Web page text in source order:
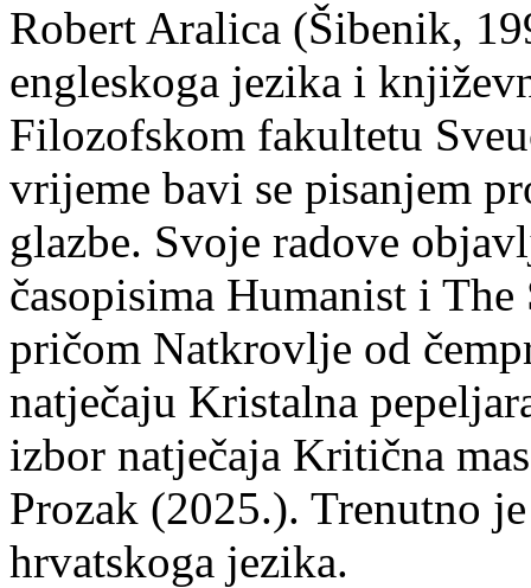
Robert Aralica (Šibenik,
engleskoga jezika i
Filozofskom fakultetu
vrijeme bavi se pisanjem
glazbe. Svoje radove
časopisima Humanist i
pričom Natkrovlje od
natječaju Kristalna
izbor natječaja Kritična
Prozak (2025.). Trenutno
hrvatskoga jezika.